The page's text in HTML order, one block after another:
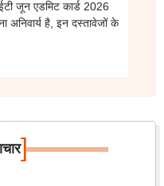
जून एडमिट कार्ड 2026
अनिवार्य है, इन दस्तावेजों के
]